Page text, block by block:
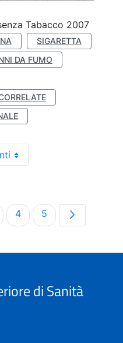
Tabacco 2007
SIGARETTA
DA FUMO
Pagina
4 Pagina
5
di Sanità